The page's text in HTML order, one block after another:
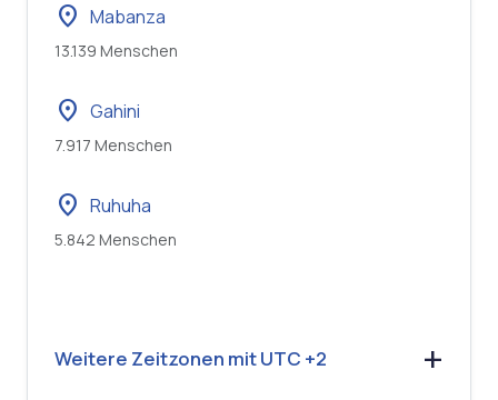
location_on Mabanza
13.139 Menschen
location_on Gahini
7.917 Menschen
location_on Ruhuha
5.842 Menschen
Weitere Zeitzonen mit UTC +2